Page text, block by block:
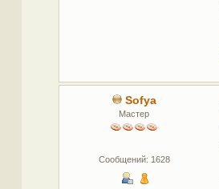
Sofya
Мастер
Сообщений: 1628